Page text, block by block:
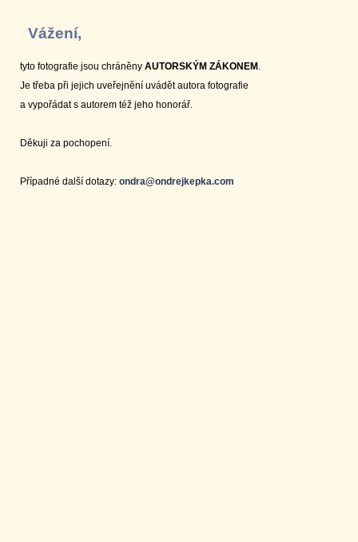
Vážení,
tyto fotografie jsou chráněny AUTORSKÝM ZÁKONEM .
Je třeba při jejich uveřejnění uvádět autora fotografie
a vypořádat s autorem též jeho honorář.
Děkuji za pochopení.
Případné další dotazy: ondra@ondrejkepka.com